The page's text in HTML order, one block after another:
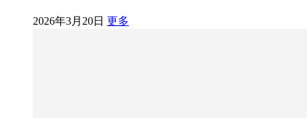
2026年3月20日 更多